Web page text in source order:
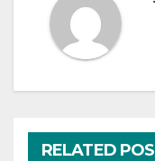
RELATED